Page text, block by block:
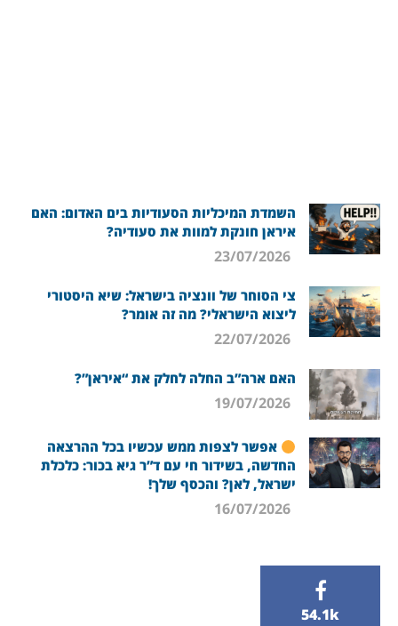
השמדת המיכליות הסעודיות בים האדום: האם
איראן חונקת למוות את סעודיה?
צי הסוחר של וונציה בישראל: שיא היסטורי
ליצוא הישראלי? מה זה אומר?
האם ארה”ב החלה לחלק את “איראן”?
אפשר לצפות ממש עכשיו בכל ההרצאה
החדשה, בשידור חי עם ד”ר גיא בכור: כלכלת
ישראל, לאן? והכסף שלך!
54.1k